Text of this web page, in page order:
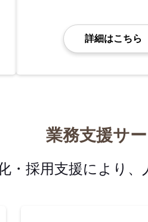
詳細はこちら
業務支援サ
・採用支援により